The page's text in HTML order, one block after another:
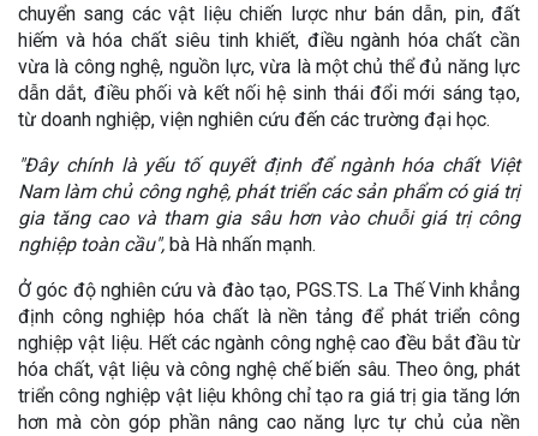
chuyển sang các vật liệu chiến lược như bán dẫn, pin, đất
hiếm và hóa chất siêu tinh khiết, điều ngành hóa chất cần
vừa là công nghệ, nguồn lực, vừa là một chủ thể đủ năng lực
dẫn dắt, điều phối và kết nối hệ sinh thái đổi mới sáng tạo,
từ doanh nghiệp, viện nghiên cứu đến các trường đại học.
"Đây chính là yếu tố quyết định để ngành hóa chất Việt
Nam làm chủ công nghệ, phát triển các sản phẩm có giá trị
gia tăng cao và tham gia sâu hơn vào chuỗi giá trị công
nghiệp toàn cầu", bà Hà nhấn mạnh.
Ở góc độ nghiên cứu và đào tạo, PGS.TS. La Thế Vinh khẳng
định công nghiệp hóa chất là nền tảng để phát triển công
nghiệp vật liệu. Hết các ngành công nghệ cao đều bắt đầu từ
hóa chất, vật liệu và công nghệ chế biến sâu. Theo ông, phát
triển công nghiệp vật liệu không chỉ tạo ra giá trị gia tăng lớn
hơn mà còn góp phần nâng cao năng lực tự chủ của nền